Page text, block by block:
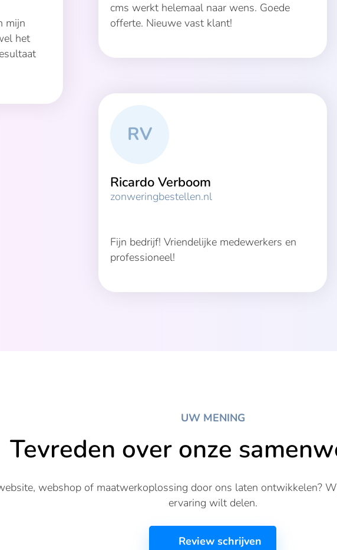
mijn
het
cms werkt helemaal naar wens. Goede
offerte. Nieuwe vast klant!
RV
Ricardo Verboom
zonweringbestellen.nl
Fijn bedrijf! Vriendelijke medewerkers en
professioneel!
UW MENING
Tevreden over onze
webshop of maatwerkoplossing door ons laten ontwikkelen?
ervaring wilt delen.
Review schrijven